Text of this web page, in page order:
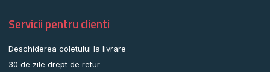
Servicii pentru clienti
Deschiderea coletului la livrare
30 de zile drept de retur